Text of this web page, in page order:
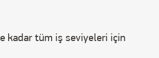
kadar tüm iş seviyeleri için